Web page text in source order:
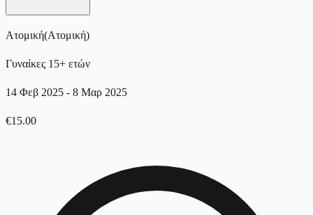
Ατομική(Ατομική)
Γυναίκες 15+ ετών
14 Φεβ 2025 - 8 Μαρ 2025
€15.00